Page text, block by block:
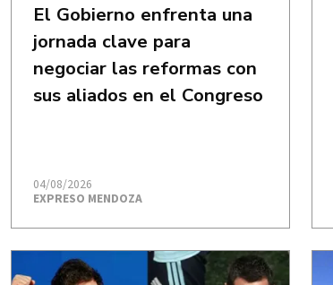
El Gobierno enfrenta una
jornada clave para
negociar las reformas con
sus aliados en el Congreso
EXPRESO MENDOZA
04/08/2026